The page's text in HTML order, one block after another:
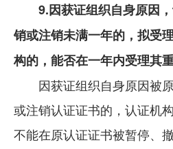
9.因获证组织自身原因
销或注销未满一年的，拟受
构的，能否在一年内受理其
因获证组织自身原因被
或注销认证证书的，认证机
不能在原认证证书被暂停、